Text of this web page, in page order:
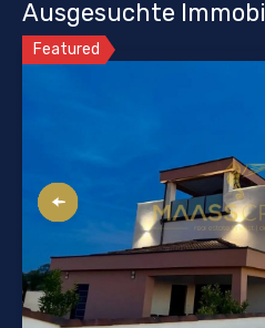
Ausgesuchte
Featured